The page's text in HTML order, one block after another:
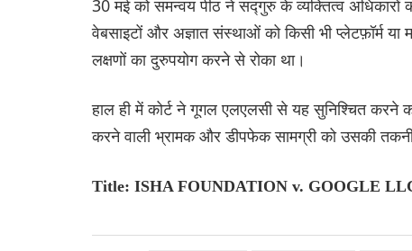
30 मई को समन्वय पीठ ने सद्गुरु के व्यक्तित्व अधिकारों
वेबसाइटों और अज्ञात संस्थाओं को किसी भी प्लेटफ़ॉर्म
लक्षणों का दुरुपयोग करने से रोका था।
हाल ही में कोर्ट ने गूगल एलएलसी से यह सुनिश्चित करने
करने वाली भ्रामक और डीपफेक सामग्री को उसकी
Title: ISHA FOUNDATION v. GOOGLE